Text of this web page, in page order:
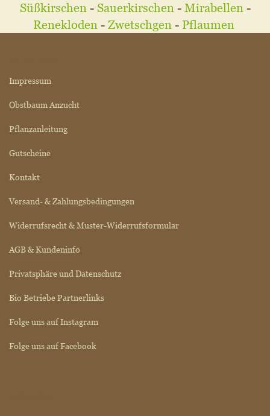
Süßkirschen - Sauerkirschen- Mirabellen -
Renekloden- Zwetschgen - Pflaumen
Impressum
Obstbaum Anzucht
Pflanzanleitung
Gutscheine
Kontakt
Versand- & Zahlungsbedingungen
Widerrufsrecht & Muster-Widerrufsformular
AGB & Kundeninfo
Privatsphäre und Datenschutz
Bio Betriebe Partnerlinks
Folge uns auf Instagram
Folge uns auf Facebook